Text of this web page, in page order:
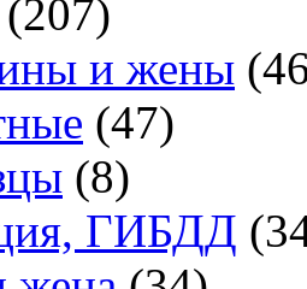
(207)
и жены
(47)
(8)
ГИБДД